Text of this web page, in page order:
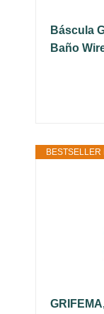
Báscula
Baño
BESTSELLER